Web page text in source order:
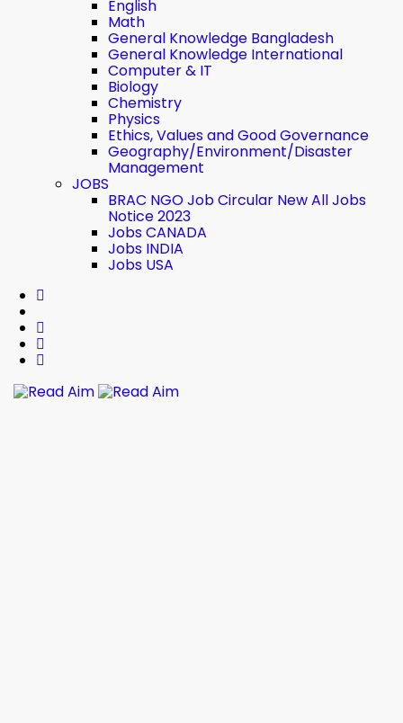
English
Math
General Knowledge Bangladesh
General Knowledge International
Computer & IT
Biology
Chemistry
Physics
Ethics, Values ​​and Good Governance
Geography/Environment/Disaster
Management
JOBS
BRAC NGO Job Circular New All Jobs
Notice 2023
Jobs CANADA
Jobs INDIA
Jobs USA
Read Aim